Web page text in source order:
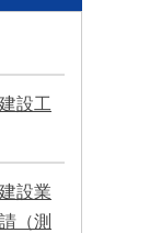
設工
設業
（測